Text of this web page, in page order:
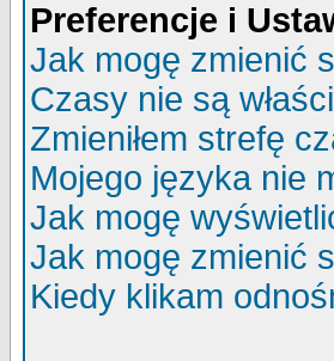
Preferencje i
Jak mogę zmienić
Czasy nie są
Zmieniłem strefę
Mojego języka nie
Jak mogę
Jak mogę zmienić
Kiedy klikam